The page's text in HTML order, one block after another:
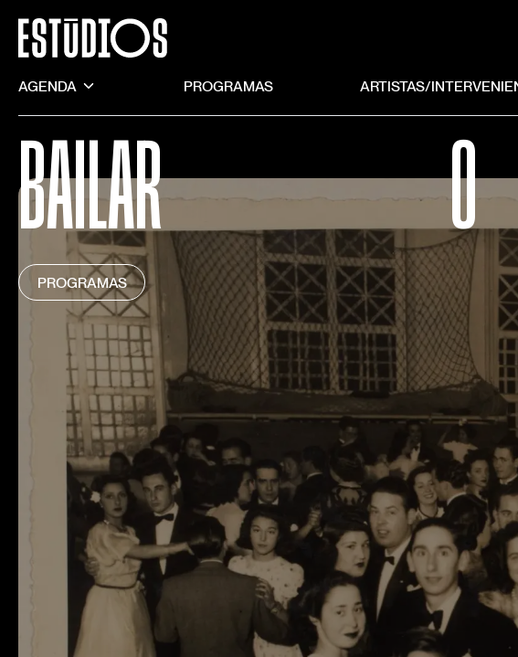
AGENDA PROGRAMAS ARTISTAS/
BAILAR O
PROGRAMAS